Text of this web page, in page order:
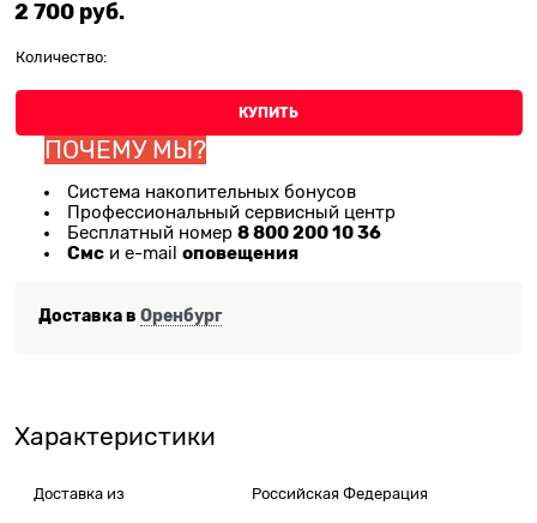
2 700 руб.
Количество:
КУПИТЬ
ПОЧЕМУ МЫ?
Система накопительных бонусов
Профессиональный сервисный центр
Бесплатный номер 8 800 200 10 36
Смс и e-mail оповещения
Доставка в Оренбург
Характеристики
Доставка из Российская Федерация